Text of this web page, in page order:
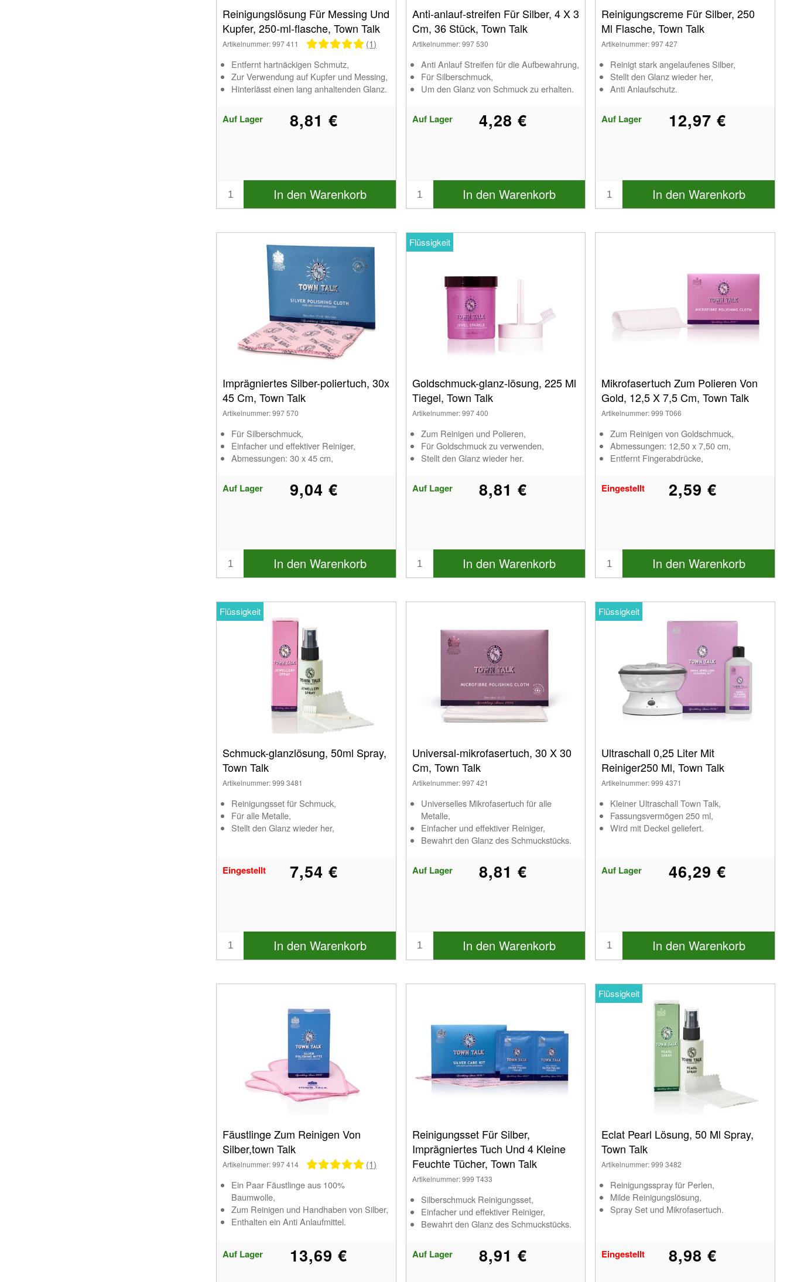
Reinigungslösung Für Messing Und
Kupfer, 250-ml-flasche, Town Talk
Artikelnummer: 997 411
(1)
Entfernt hartnäckigen Schmutz,
Zur Verwendung auf Kupfer und Messing,
Hinterlässt einen lang anhaltenden Glanz.
Auf Lager 8,81 €
In den Warenkorb
Anti-anlauf-streifen Für Silber, 4 X 3
Cm, 36 Stück, Town Talk
Artikelnummer: 997 530
Anti Anlauf Streifen für die Aufbewahrung,
Für Silberschmuck,
Um den Glanz von Schmuck zu erhalten.
Auf Lager 4,28 €
In den Warenkorb
Reinigungscreme Für Silber, 250
Ml Flasche, Town Talk
Artikelnummer: 997 427
Reinigt stark angelaufenes Silber,
Stellt den Glanz wieder her,
Anti Anlaufschutz.
Auf Lager 12,97 €
In den Warenkorb
Imprägniertes Silber-poliertuch, 30x
45 Cm, Town Talk
Artikelnummer: 997 570
Für Silberschmuck,
Einfacher und effektiver Reiniger,
Abmessungen: 30 x 45 cm,
Auf Lager 9,04 €
In den Warenkorb
Flüssigkeit
Goldschmuck-glanz-lösung, 225 Ml
Tiegel, Town Talk
Artikelnummer: 997 400
Zum Reinigen und Polieren,
Für Goldschmuck zu verwenden,
Stellt den Glanz wieder her.
Auf Lager 8,81 €
In den Warenkorb
Mikrofasertuch Zum Polieren Von
Gold, 12,5 X 7,5 Cm, Town Talk
Artikelnummer: 999 T066
Zum Reinigen von Goldschmuck,
Abmessungen: 12,50 x 7,50 cm,
Entfernt Fingerabdrücke,
Eingestellt 2,59 €
In den Warenkorb
Flüssigkeit
Schmuck-glanzlösung, 50ml Spray,
Town Talk
Artikelnummer: 999 3481
Reinigungsset für Schmuck,
Für alle Metalle,
Stellt den Glanz wieder her,
Eingestellt 7,54 €
In den Warenkorb
Universal-mikrofasertuch, 30 X 30
Cm, Town Talk
Artikelnummer: 997 421
Universelles Mikrofasertuch für alle
Metalle,
Einfacher und effektiver Reiniger,
Bewahrt den Glanz des Schmuckstücks.
Auf Lager 8,81 €
In den Warenkorb
Flüssigkeit
Ultraschall 0,25 Liter Mit
Reiniger250 Ml, Town Talk
Artikelnummer: 999 4371
Kleiner Ultraschall Town Talk,
Fassungsvermögen 250 ml,
Wird mit Deckel geliefert.
Auf Lager 46,29 €
In den Warenkorb
Fäustlinge Zum Reinigen Von
Silber,town Talk
Artikelnummer: 997 414
(1)
Ein Paar Fäustlinge aus 100%
Baumwolle,
Zum Reinigen und Handhaben von Silber,
Enthalten ein Anti Anlaufmittel.
Auf Lager 13,69 €
Reinigungsset Für Silber,
Imprägniertes Tuch Und 4 Kleine
Feuchte Tücher, Town Talk
Artikelnummer: 999 T433
Silberschmuck Reinigungsset,
Einfacher und effektiver Reiniger,
Bewahrt den Glanz des Schmuckstücks.
Auf Lager 8,91 €
Flüssigkeit
Eclat Pearl Lösung, 50 Ml Spray,
Town Talk
Artikelnummer: 999 3482
Reinigungsspray für Perlen,
Milde Reinigungslösung,
Spray Set und Mikrofasertuch.
Eingestellt 8,98 €